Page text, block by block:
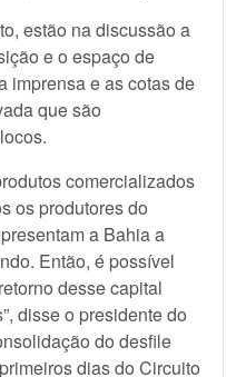
estão na discussão a
e o espaço de
imprensa e as cotas de
que são
comercializados
os produtores do
a Bahia a
Então, é possível
desse capital
disse o presidente do
do desfile
dias do Circuito